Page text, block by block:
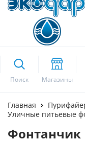
Поиск
Главная
Уличные питьевые